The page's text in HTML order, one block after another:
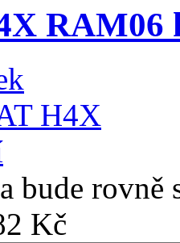
RAM06
bude rovně
Kč